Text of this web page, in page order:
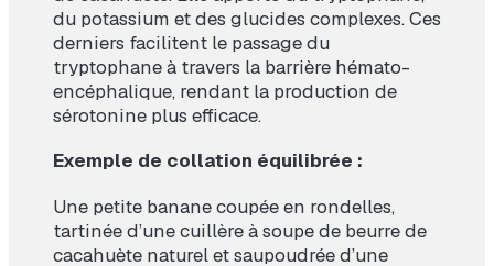
du potassium et des glucides complexes. Ces
derniers facilitent le passage du
tryptophane à travers la barrière hémato-
encéphalique, rendant la production de
sérotonine plus efficace.
Exemple de collation équilibrée :
Une petite banane coupée en rondelles,
tartinée d’une cuillère à soupe de beurre de
cacahuète naturel et saupoudrée d’une